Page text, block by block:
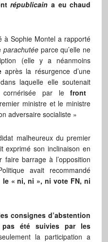
républicain a eu chaud
à Sophie Montel a rapporté
parachutéeparce qu’elle ne
(elle y a néanmoins
après la résurgence d’une
laquelle elle soutenait
par lefront
ministre et le ministre
adversaire socialiste »
malheureux du premier
exprimé son inclinaison en
barrage à l’opposition
avait recommandé
le « ni, ni », ni vote FN, ni
consignes d’abstention
été suivies par les
la participation a